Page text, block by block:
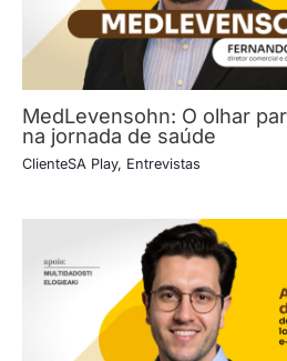
MedLevensohn: O olhar
na jornada de saúde
ClienteSA Play, Entrevistas